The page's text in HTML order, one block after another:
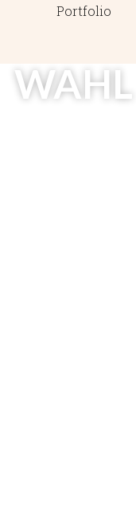
Portfolio